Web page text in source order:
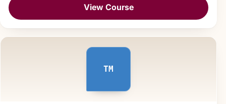
View Course
TM